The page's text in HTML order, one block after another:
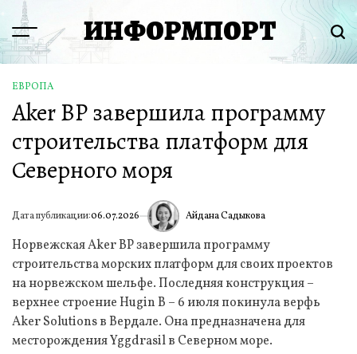
Перейти
содержимому
Menu ИНФОРМПОРТ
ОПУБЛИКОВАНО
В
ЕВРОПА
Aker BP завершила программу
строительства платформ для
Северного моря
Дата публикации:06.07.2026 ИА Айдана Садыкова
Норвежская Aker BP завершила программу
строительства морских платформ для своих проектов
на норвежском шельфе. Последняя конструкция –
верхнее строение Hugin B – 6 июля покинула верфь
Aker Solutions в Вердале. Она предназначена для
месторождения Yggdrasil в Северном море.